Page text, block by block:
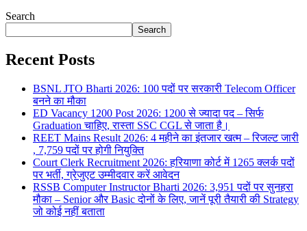
Search
Search
Recent Posts
BSNL JTO Bharti 2026: 100 पदों पर सरकारी Telecom Officer
बनने का मौका
ED Vacancy 1200 Post 2026: 1200 से ज्यादा पद – सिर्फ
Graduation चाहिए, रास्ता SSC CGL से जाता है।
REET Mains Result 2026: 4 महीने का इंतजार खत्म – रिजल्ट जारी
, 7,759 पदों पर होगी नियुक्ति
Court Clerk Recruitment 2026: हरियाणा कोर्ट में 1265 क्लर्क पदों
पर भर्ती, ग्रेजुएट उम्मीदवार करें आवेदन
RSSB Computer Instructor Bharti 2026: 3,951 पदों पर सुनहरा
मौका – Senior और Basic दोनों के लिए, जानें पूरी तैयारी की Strategy
जो कोई नहीं बताता